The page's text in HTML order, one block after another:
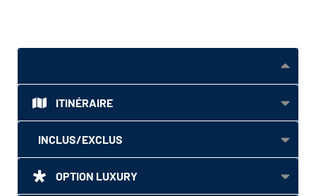
ITINÉRAIRE
INCLUS/EXCLUS
OPTION LUXURY